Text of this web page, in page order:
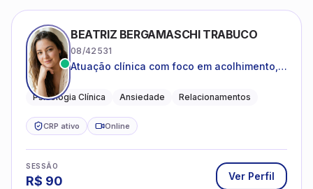
BEATRIZ BERGAMASCHI TRABUCO
08/42531
Atuação clínica com foco em acolhimento,
Psicologia Clínica Ansiedade Relacionamentos
CRP ativo Online
SESSÃO
R$ 90 Ver Perfil